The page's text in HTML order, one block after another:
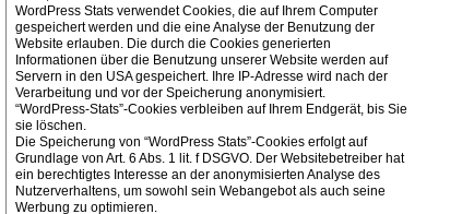
WordPress Stats verwendet Cookies, die auf Ihrem Computer
gespeichert werden und die eine Analyse der Benutzung der
Website erlauben. Die durch die Cookies generierten
Informationen über die Benutzung unserer Website werden auf
Servern in den USA gespeichert. Ihre IP-Adresse wird nach der
Verarbeitung und vor der Speicherung anonymisiert.
“WordPress-Stats”-Cookies verbleiben auf Ihrem Endgerät, bis Sie
sie löschen.
Die Speicherung von “WordPress Stats”-Cookies erfolgt auf
Grundlage von Art. 6 Abs. 1 lit. f DSGVO. Der Websitebetreiber hat
ein berechtigtes Interesse an der anonymisierten Analyse des
Nutzerverhaltens, um sowohl sein Webangebot als auch seine
Werbung zu optimieren.